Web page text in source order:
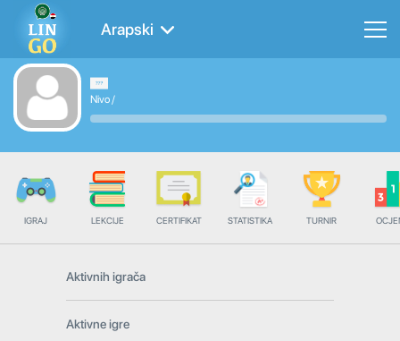
Arapski
Nivo/
IGRAJ LEKCIJE CERTIFIKAT STATISTIKA TURNIR
Aktivnih igrača
Aktivne igre